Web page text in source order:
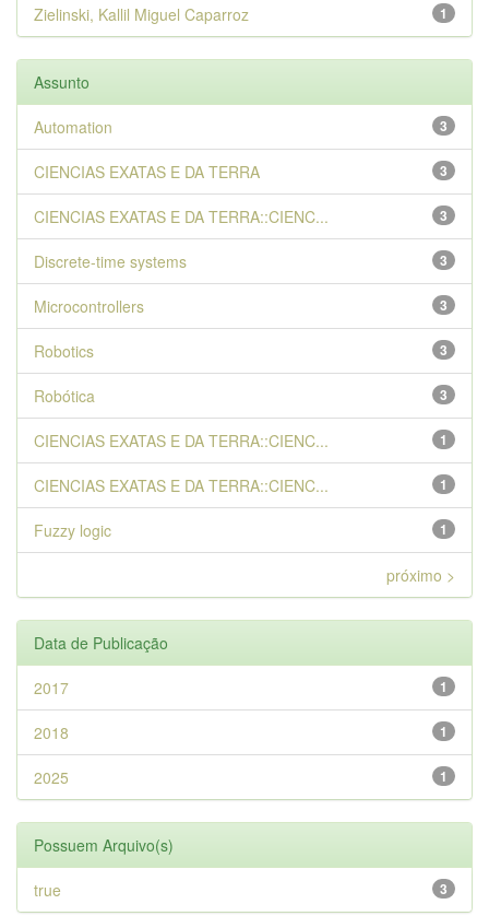
1
Zielinski, Kallil Miguel Caparroz
Assunto
3
Automation
3
CIENCIAS EXATAS E DA TERRA
3
CIENCIAS EXATAS E DA TERRA::CIENC...
3
Discrete-time systems
3
Microcontrollers
3
Robotics
3
Robótica
1
CIENCIAS EXATAS E DA TERRA::CIENC...
1
CIENCIAS EXATAS E DA TERRA::CIENC...
1
Fuzzy logic
próximo >
Data de Publicação
1
2017
1
2018
1
2025
Possuem Arquivo(s)
3
true